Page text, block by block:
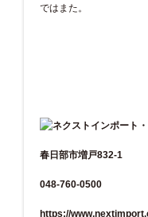
ではまた。
春日部市増戸832-1
048-760-0500
https://